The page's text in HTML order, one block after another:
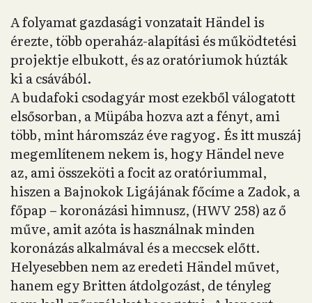
A folyamat gazdasági vonzatait Händel is
érezte, több operaház-alapítási és működtetési
projektje elbukott, és az oratóriumok húzták
ki a csávából.
A budafoki csodagyár most ezekből válogatott
elsősorban, a Müpába hozva azt a fényt, ami
több, mint háromszáz éve ragyog. És itt muszáj
megemlítenem nekem is, hogy Händel neve
az, ami összeköti a focit az oratóriummal,
hiszen a Bajnokok Ligájának főcíme a Zadok, a
főpap – koronázási himnusz, (HWV 258) az ő
műve, amit azóta is használnak minden
koronázás alkalmával és a meccsek előtt.
Helyesebben nem az eredeti Händel művet,
hanem egy Britten átdolgozást, de tényleg